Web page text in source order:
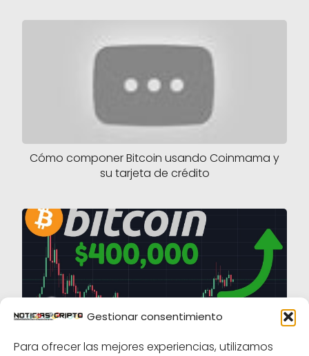
Gestionar consentimiento
Para ofrecer las mejores experiencias, utilizamos
Cómo componer Bitcoin usando Coinmama y
su tarjeta de crédito
¡Alcanza los $ 400,000 en la disaster